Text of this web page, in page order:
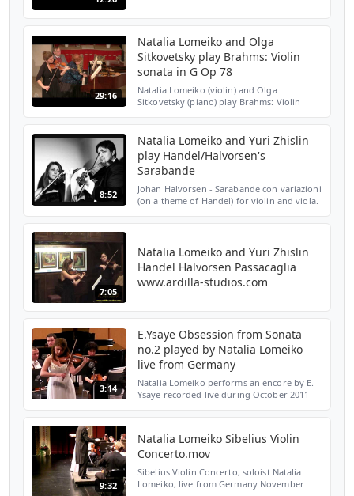
29:16
Natalia Lomeiko and Olga
Sitkovetsky play Brahms: Violin
sonata in G Op 78
Natalia Lomeiko (violin) and Olga
Sitkovetsky (piano) play Brahms: Violin
8:52
Natalia Lomeiko and Yuri Zhislin
play Handel/Halvorsen's
Sarabande
Johan Halvorsen - Sarabande con variazioni
(on a theme of Handel) for violin and viola.
7:05
Natalia Lomeiko and Yuri Zhislin
Handel Halvorsen Passacaglia
www.ardilla-studios.com
3:14
E.Ysaye Obsession from Sonata
no.2 played by Natalia Lomeiko
live from Germany
Natalia Lomeiko performs an encore by E.
Ysaye recorded live during October 2011
9:32
Natalia Lomeiko Sibelius Violin
Concerto.mov
Sibelius Violin Concerto, soloist Natalia
Lomeiko, live from Germany November